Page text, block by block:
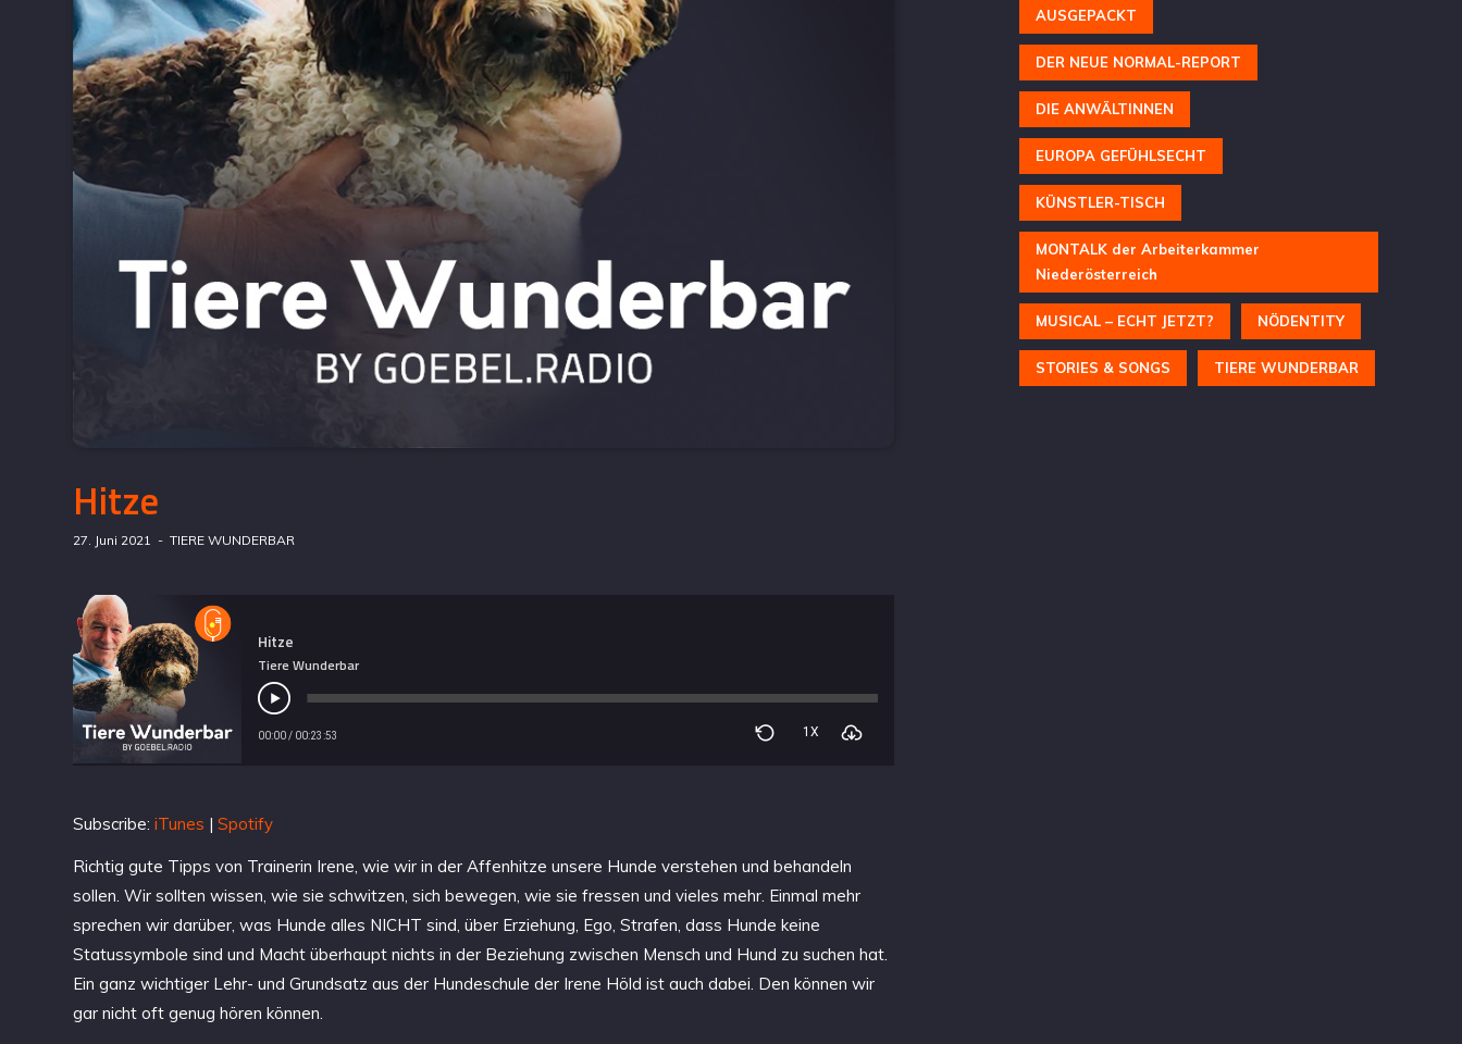
Hitze
27. Juni 2021 TIERE WUNDERBAR
Hitze
Tiere Wunderbar
00:00/ 00:23:53 1X
Subscribe:iTunes |Spotify
Richtig gute Tipps von Trainerin Irene, wie wir in der Affenhitze unsere Hunde verstehen und behandeln
sollen. Wir sollten wissen, wie sie schwitzen, sich bewegen, wie sie fressen und vieles mehr. Einmal mehr
sprechen wir darüber, was Hunde alles NICHT sind, über Erziehung, Ego, Strafen, dass Hunde keine
Statussymbole sind und Macht überhaupt nichts in der Beziehung zwischen Mensch und Hund zu suchen hat.
Ein ganz wichtiger Lehr- und Grundsatz aus der Hundeschule der Irene Höld ist auch dabei. Den können wir
gar nicht oft genug hören können.
AUSGEPACKT
DER NEUE NORMAL-REPORT
DIE ANWÄLTINNEN
EUROPA GEFÜHLSECHT
KÜNSTLER-TISCH
MONTALK der Arbeiterkammer
Niederösterreich
MUSICAL – ECHT JETZT? NÖDENTITY
STORIES & SONGS TIERE WUNDERBAR